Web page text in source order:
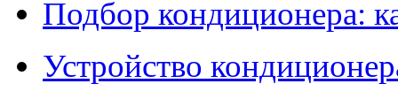
Подбор кондиционера:
Устройство